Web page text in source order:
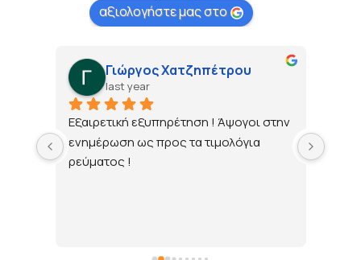
αξιολογήστε μας στο
Γιώργος Χατζηπέτρου
last year
Εξαιρετική εξυπηρέτηση ! Άψογοι στην
ενημέρωση ως προς τα τιμολόγια
ρεύματος !